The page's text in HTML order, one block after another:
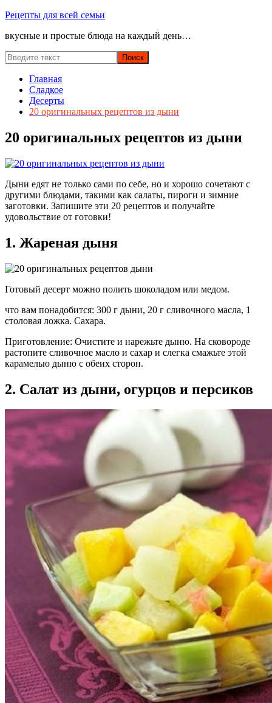
Перейти
содержимому
Рецепты для всей семьи
вкусные и простые блюда на каждый день…
Главная
Сладкое
Десерты
20 оригинальных рецептов из дыни
20 оригинальных рецептов из дыни
Дыни едят не только сами по себе, но и хорошо сочетают с
другими блюдами, такими как салаты, пироги и зимние
заготовки. Запишите эти 20 рецептов и получайте
удовольствие от готовки!
1. Жареная дыня
Готовый десерт можно полить шоколадом или медом.
что вам понадобится: 300 г дыни, 20 г сливочного масла, 1
столовая ложка. Сахара.
Приготовление: Очистите и нарежьте дыню. На сковороде
растопите сливочное масло и сахар и слегка смажьте этой
карамелью дыню с обеих сторон.
2. Салат из дыни, огурцов и персиков